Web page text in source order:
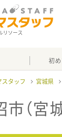
リソース
初
スタッフ 宮城県
（宮